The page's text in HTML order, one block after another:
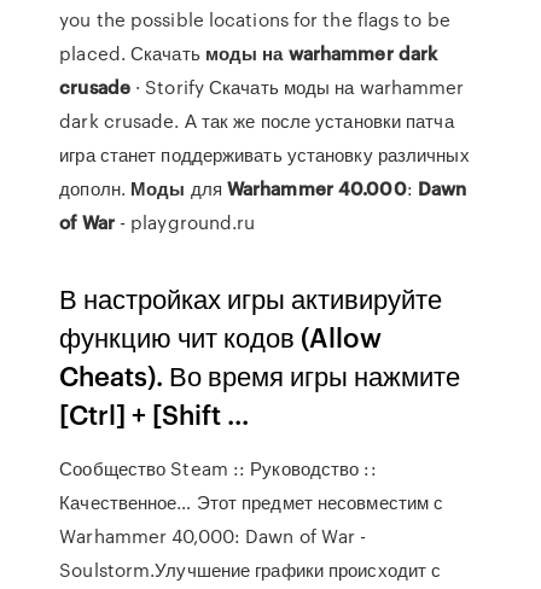
you the possible locations for the flags to be
placed. Скачать моды на warhammer dark
crusade· Storify Скачать моды на warhammer
dark crusade. А так же после установки патча
игра станет поддерживать установку различных
дополн. Моды для Warhammer40.000: Dawn
of War- playground.ru
В настройках игры активируйте
функцию чит кодов (Allow
Cheats). Во время игры нажмите
[Ctrl] + [Shift ...
Сообщество Steam :: Руководство ::
Качественное… Этот предмет несовместим с
Warhammer 40,000: Dawn of War -
Soulstorm.Улучшение графики происходит с